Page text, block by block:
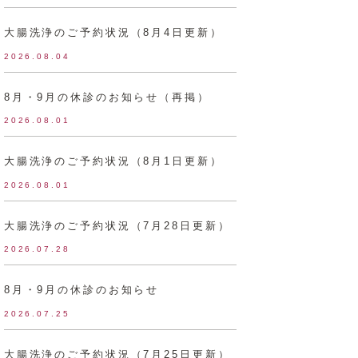
大腸洗浄のご予約状況（8月4日更新）
2026.08.04
8月・9月の休診のお知らせ（再掲）
2026.08.01
大腸洗浄のご予約状況（8月1日更新）
2026.08.01
大腸洗浄のご予約状況（7月28日更新）
2026.07.28
8月・9月の休診のお知らせ
2026.07.25
大腸洗浄のご予約状況（7月25日更新）